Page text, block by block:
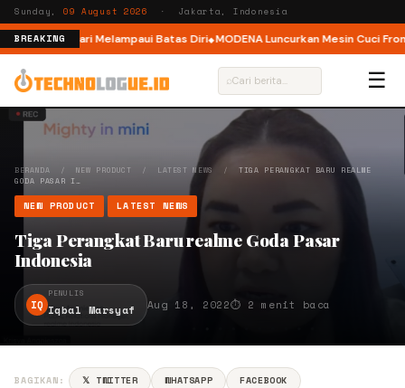
Sunday, 09 August 2026 · Jakarta, Indonesia
BREAKING
Ajak Pelari Melampaui Batas Diri MODENA Luncurkan Mesin Cuci
⌕ ☰
BERANDA / NEW PRODUCT / LATEST NEWS /TIGA PERANGKAT BARU REALME
GODA PASAR I…
NEW PRODUCT LATEST NEWS
Tiga Perangkat Baru realme Goda Pasar
Indonesia
IQ
PENULIS
Iqbal Marsyaf Aug 18, 2022⏱ 2 menit baca
BAGIKAN: 𝕏 TWITTER WHATSAPP
FACEBOOK